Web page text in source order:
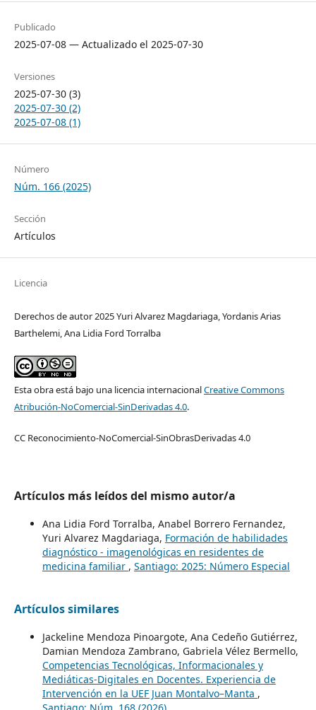
Publicado
2025-07-08 — Actualizado el 2025-07-30
Versiones
2025-07-30 (3)
2025-07-30 (2)
2025-07-08 (1)
Número
Núm. 166 (2025)
Sección
Artículos
Licencia
Derechos de autor 2025 Yuri Alvarez Magdariaga, Yordanis Arias
Barthelemi, Ana Lidia Ford Torralba
Esta obra está bajo una licencia internacionalCreative Commons
Atribución-NoComercial-SinDerivadas 4.0.
CC Reconocimiento-NoComercial-SinObrasDerivadas 4.0
Artículos más leídos del mismo autor/a
Ana Lidia Ford Torralba, Anabel Borrero Fernandez,
Yuri Alvarez Magdariaga, Formación de habilidades
diagnóstico - imagenológicas en residentes de
medicina familiar , Santiago: 2025: Número Especial
Artículos similares
Jackeline Mendoza Pinoargote, Ana Cedeño Gutiérrez,
Damian Mendoza Zambrano, Gabriela Vélez Bermello,
Competencias Tecnológicas, Informacionales y
Mediáticas-Digitales en Docentes. Experiencia de
Intervención en la UEF Juan Montalvo–Manta ,